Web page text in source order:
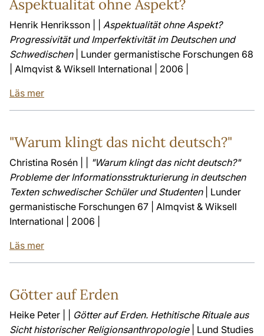
Aspektualität ohne Aspekt?
Henrik Henriksson | | Aspektualität ohne Aspekt?
Progressivität und Imperfektivität im Deutschen und
Schwedischen| Lunder germanistische Forschungen 68
| Almqvist & Wiksell International | 2006 |
Läs mer
"Warum klingt das nicht deutsch?"
Christina Rosén | |
"Warum klingt das nicht deutsch?"
Probleme der Informationsstrukturierung in deutschen
Texten schwedischer Schüler und Studenten| Lunder
germanistische Forschungen 67 | Almqvist & Wiksell
International | 2006 |
Läs mer
Götter auf Erden
Heike Peter | | Götter auf Erden. Hethitische Rituale aus
Sicht historischer Religionsanthropologie| Lund Studies